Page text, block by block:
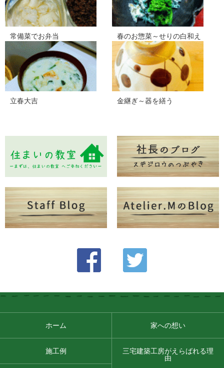
常備菜でお弁当 春のお惣菜～せりの白和え
立春大吉 金継ぎ～器を繕う
ホーム 家への想い
施工例
三宅建築工房がえらばれる理
由